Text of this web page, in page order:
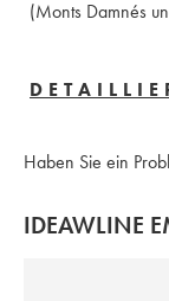
Haben Sie ein
IDEAWLINE